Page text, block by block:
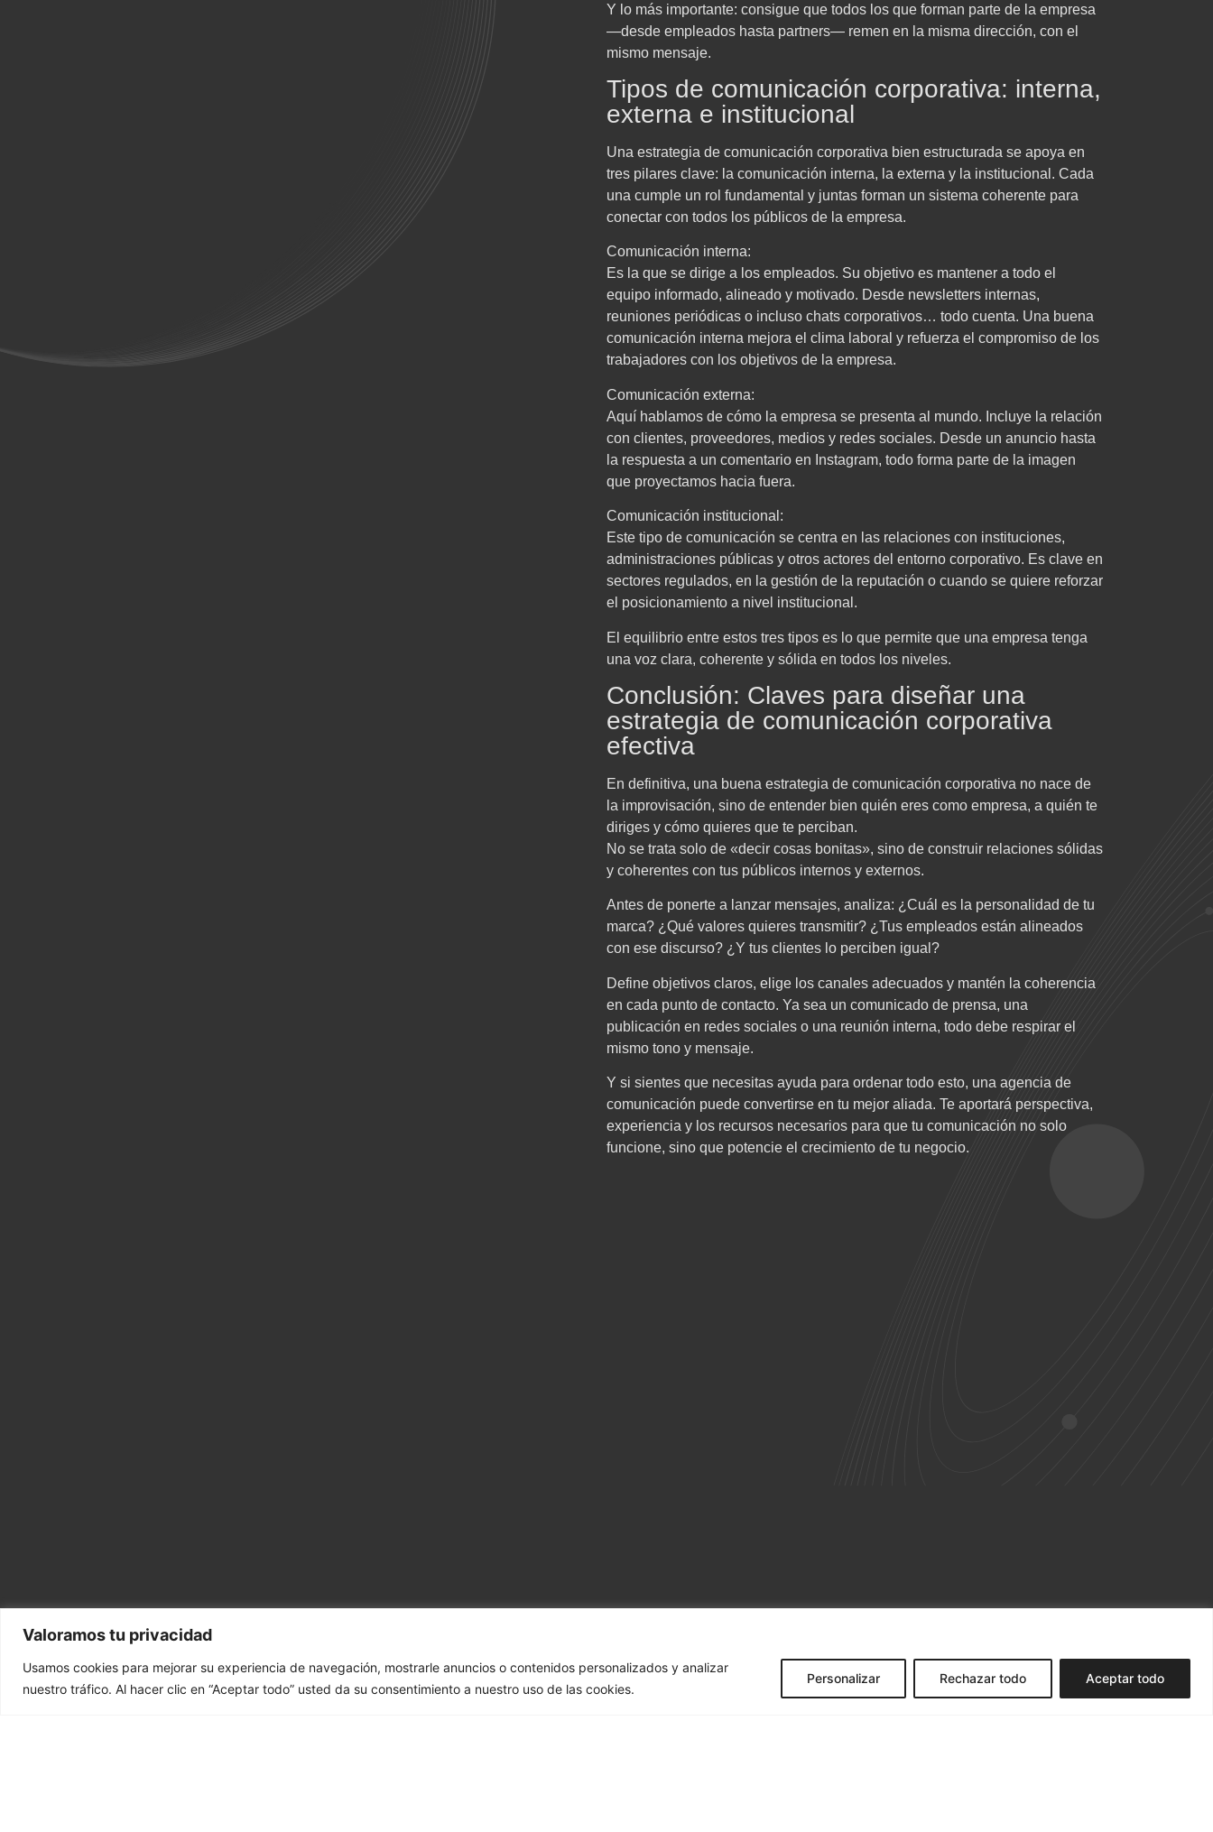
Valoramos tu privacidad
Usamos cookies para mejorar su experiencia de navegación, mostrarle anuncios o contenidos personalizados y analizar
nuestro tráfico. Al hacer clic en “Aceptar todo” usted da su consentimiento a nuestro uso de las cookies.
Personalizar Rechazar todo Aceptar todo
Y lo más importante: consigue que todos los que forman parte de la empresa
—desde empleados hasta partners— remen en la misma dirección, con el
mismo mensaje.
Tipos de comunicación corporativa: interna,
externa e institucional
Una estrategia de comunicación corporativa bien estructurada se apoya en
tres pilares clave: la comunicación interna, la externa y la institucional. Cada
una cumple un rol fundamental y juntas forman un sistema coherente para
conectar con todos los públicos de la empresa.
Comunicación interna:
Es la que se dirige a los empleados. Su objetivo es mantener a todo el
equipo informado, alineado y motivado. Desde newsletters internas,
reuniones periódicas o incluso chats corporativos… todo cuenta. Una buena
comunicación interna mejora el clima laboral y refuerza el compromiso de los
trabajadores con los objetivos de la empresa.
Comunicación externa:
Aquí hablamos de cómo la empresa se presenta al mundo. Incluye la relación
con clientes, proveedores, medios y redes sociales. Desde un anuncio hasta
la respuesta a un comentario en Instagram, todo forma parte de la imagen
que proyectamos hacia fuera.
Comunicación institucional:
Este tipo de comunicación se centra en las relaciones con instituciones,
administraciones públicas y otros actores del entorno corporativo. Es clave en
sectores regulados, en la gestión de la reputación o cuando se quiere reforzar
el posicionamiento a nivel institucional.
El equilibrio entre estos tres tipos es lo que permite que una empresa tenga
una voz clara, coherente y sólida en todos los niveles.
Conclusión: Claves para diseñar una
estrategia de comunicación corporativa
efectiva
En definitiva, una buena estrategia de comunicación corporativa no nace de
la improvisación, sino de entender bien quién eres como empresa, a quién te
diriges y cómo quieres que te perciban.
No se trata solo de «decir cosas bonitas», sino de construir relaciones sólidas
y coherentes con tus públicos internos y externos.
Antes de ponerte a lanzar mensajes, analiza: ¿Cuál es la personalidad de tu
marca? ¿Qué valores quieres transmitir? ¿Tus empleados están alineados
con ese discurso? ¿Y tus clientes lo perciben igual?
Define objetivos claros, elige los canales adecuados y mantén la coherencia
en cada punto de contacto. Ya sea un comunicado de prensa, una
publicación en redes sociales o una reunión interna, todo debe respirar el
mismo tono y mensaje.
Y si sientes que necesitas ayuda para ordenar todo esto, una agencia de
comunicación puede convertirse en tu mejor aliada. Te aportará perspectiva,
experiencia y los recursos necesarios para que tu comunicación no solo
funcione, sino que potencie el crecimiento de tu negocio.